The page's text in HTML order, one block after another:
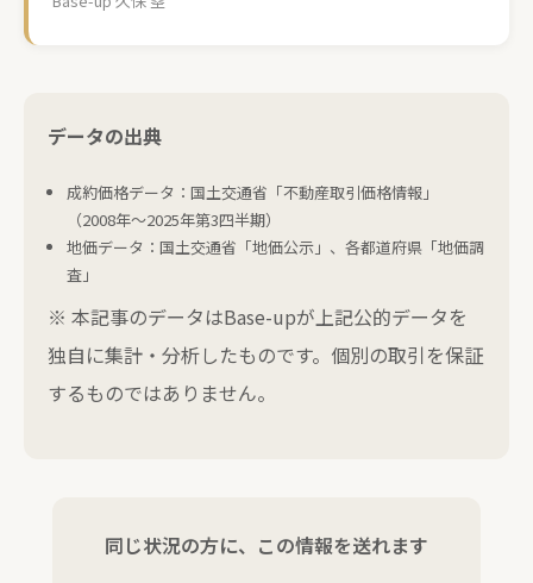
データの出典
成約価格データ：国土交通省「不動産取引価格情報」
（2008年〜2025年第3四半期）
地価データ：国土交通省「地価公示」、各都道府県「地価調
査」
※ 本記事のデータはBase-upが上記公的データを
独自に集計・分析したものです。個別の取引を保証
するものではありません。
同じ状況の方に、この情報を送れます